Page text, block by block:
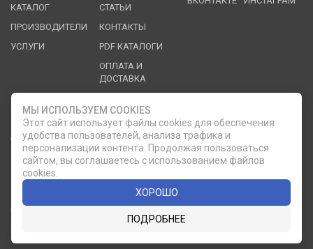
КАТАЛОГ
ПРОИЗВОДИТЕЛИ
УСЛУГИ
СТАТЬИ
КОНТАКТЫ
PDF КАТАЛОГИ
ОПЛАТА И
ДОСТАВКА
Служба клиентской поддержки
ОБРАТНЫЙ ЗВОНОК phone
8 (812) 335-21-16
8 (812) 335-21-17 7 (911) 947-43-48
© 2007 — 2026 Компания «Мир Посуды». Все права
МЫ ИСПОЛЬЗУЕМ COOKIES
Этот сайт использует файлы cookies для обеспечения
удобства пользователей, анализа трафика и
персонализации контента. Продолжая пользоваться
сайтом, вы соглашаетесь с использованием файлов
cookies.
ХОРОШО
ПОДРОБНЕЕ